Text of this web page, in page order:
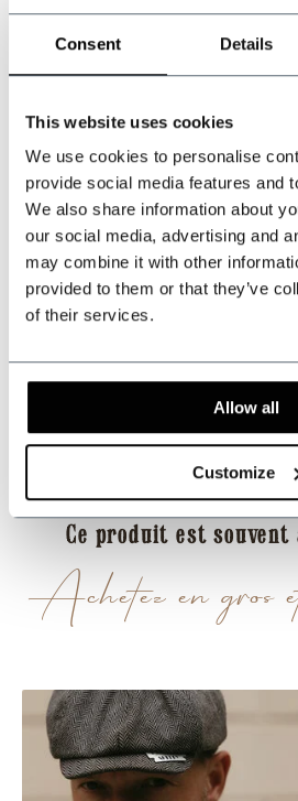
Consent Details
This website uses cookies
We use cookies to personalise
provide social media features and
We also share information about
our social media, advertising and
may combine it with other
provided to them or that they’ve
of their services.
Allow all
Customize
Pouvons-nous vous aider ?
+31 528233787
sales@shelbybrothers.com
509 customers give us a 9.3 at
Partager ce produit
Évaluations
Achetez en gros
Ce produit est souvent